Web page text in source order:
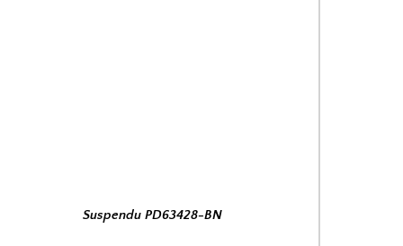
Suspendu PD63428-BN